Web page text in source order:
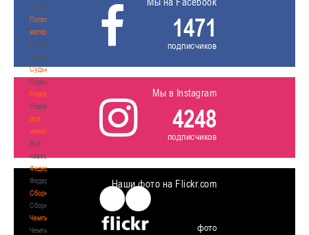
Судейство
Полезные
материалы
Полезные
материалы
Судьи
Судьи
Новости
Новости
Все
новости
Все
новости
Федерация
Федерация
Сборные
Сборные
Чемпионат
Чемпионат
1471
подписчиков
Мы в Instagram
4248
подписчиков
Наши фото на Flickr.com
фото